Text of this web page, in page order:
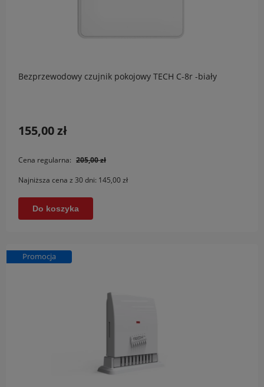
Bezprzewodowy czujnik pokojowy TECH C-8r -biały
155,00 zł
Cena regularna: 205,00 zł
Najniższa cena z 30 dni: 145,00 zł
Do koszyka
Promocja